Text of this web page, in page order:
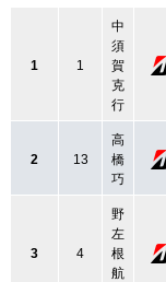
1 1
中
須
賀
克
行
2 13
高
橋
巧
3 4
野
左
根
航